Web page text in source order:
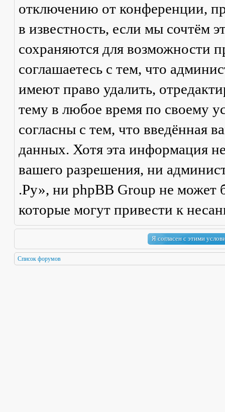
отключению от конференции,
в известность, если мы сочтём
сохраняются для возможности
соглашаетесь с тем, что
имеют право удалить,
тему в любое время по своему
согласны с тем, что введённая
данных. Хотя эта информация
вашего разрешения, ни
.Ру», ни phpBB Group не может
которые могут привести к
Список форумов